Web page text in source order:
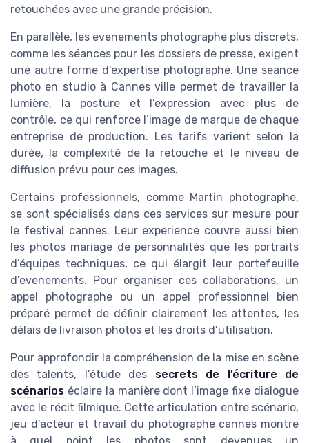
retouchées avec une grande précision.
En parallèle, les evenements photographe plus discrets,
comme les séances pour les dossiers de presse, exigent
une autre forme d’expertise photographe. Une seance
photo en studio à Cannes ville permet de travailler la
lumière, la posture et l’expression avec plus de
contrôle, ce qui renforce l’image de marque de chaque
entreprise de production. Les tarifs varient selon la
durée, la complexité de la retouche et le niveau de
diffusion prévu pour ces images.
Certains professionnels, comme Martin photographe,
se sont spécialisés dans ces services sur mesure pour
le festival cannes. Leur experience couvre aussi bien
les photos mariage de personnalités que les portraits
d’équipes techniques, ce qui élargit leur portefeuille
d’evenements. Pour organiser ces collaborations, un
appel photographe ou un appel professionnel bien
préparé permet de définir clairement les attentes, les
délais de livraison photos et les droits d’utilisation.
Pour approfondir la compréhension de la mise en scène
des talents, l’étude des secrets de l’écriture de
scénarios éclaire la manière dont l’image fixe dialogue
avec le récit filmique. Cette articulation entre scénario,
jeu d’acteur et travail du photographe cannes montre